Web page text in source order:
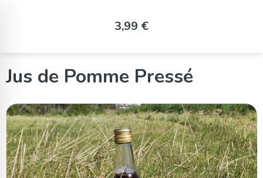
Jus de Pomme Pressé
3,99 €